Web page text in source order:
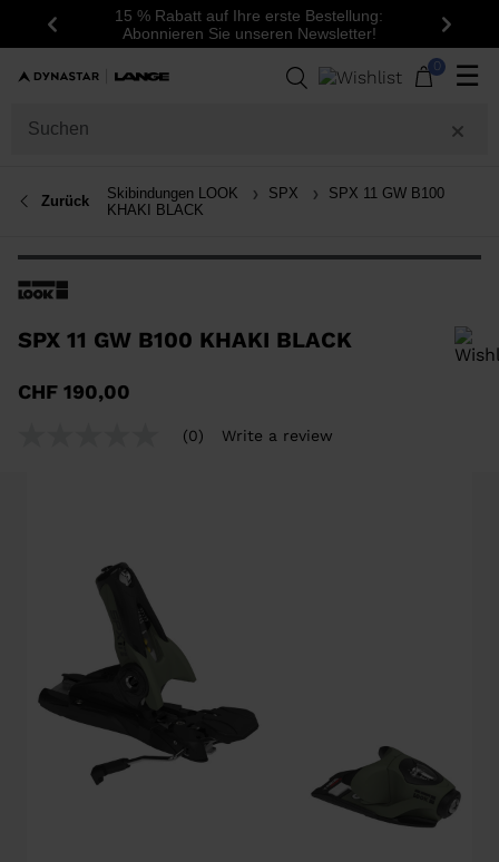
Zurück
15 % Rabatt auf Ihre erste Bestellung:
Abonnieren Sie unseren Newsletter!
0 ☰
Zurück Skibindungen LOOK SPX
SPX 11 GW B100
KHAKI BLACK
SPX 11 GW B100 KHAKI BLACK
Größe aus
CHF 190,00
(0) Write a review